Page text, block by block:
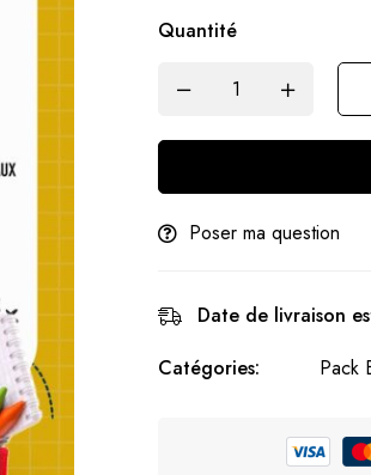
Quantité
Poser ma question
Date de livraison
Catégories:
Pack